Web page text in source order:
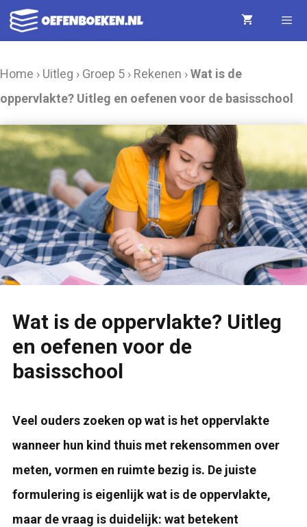
Ga
naar
Home › Uitleg › Groep 5 › Rekenen ›Wat is de
oppervlakte? Uitleg en oefenen voor de basisschool
Wat is de oppervlakte? Uitleg
en oefenen voor de
basisschool
Veel ouders zoeken op wat is het oppervlakte
wanneer hun kind thuis met rekensommen over
meten, vormen en ruimte bezig is. De juiste
formulering is eigenlijk wat is de oppervlakte,
maar de vraag is duidelijk: wat betekent